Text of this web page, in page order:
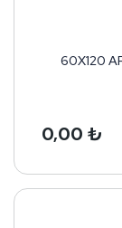
60X120
0,00 ₺